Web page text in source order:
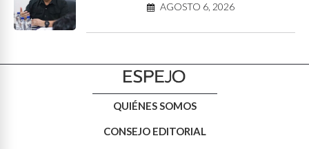
AGOSTO 6, 2026
QUIÉNES SOMOS
CONSEJO EDITORIAL